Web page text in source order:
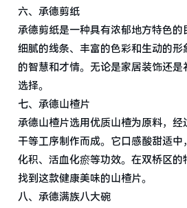
六、承德剪纸
承德剪纸是一种具有浓郁地方特色的
细腻的线条、丰富的色彩和生动的
的智慧和才情。无论是家居装饰还
选择。
七、承德山楂片
承德山楂片选用优质山楂为原料，
干等工序制作而成。它口感酸甜适
化积、活血化瘀等功效。在双桥区
找到这款健康美味的山楂片。
八、承德满族八大碗